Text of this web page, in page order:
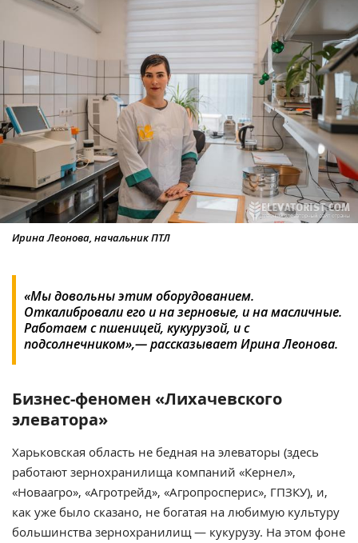
Ирина Леонова, начальник ПТЛ
«Мы довольны этим оборудованием.
Откалибровали его и на зерновые, и на масличные.
Работаем с пшеницей, кукурузой, и с
подсолнечником»,— рассказывает Ирина Леонова.
Бизнес-феномен «Лихачевского
элеватора»
Харьковская область не бедная на элеваторы (здесь
работают зернохранилища компаний «Кернел»,
«Новаагро», «Агротрейд», «Агропросперис», ГПЗКУ), и,
как уже было сказано, не богатая на любимую культуру
большинства зернохранилищ — кукурузу. На этом фоне